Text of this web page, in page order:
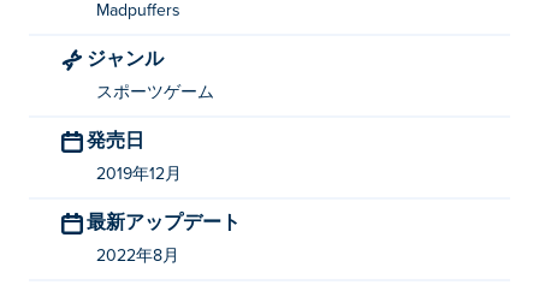
Madpuffers
ジャンル
スポーツゲーム
発売日
2019年12月
最新アップデート
2022年8月